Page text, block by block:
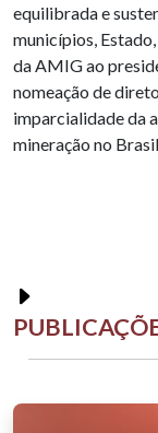
equilibrada e
municípios,
da AMIG ao
nomeação de
imparcialidade da
mineração no